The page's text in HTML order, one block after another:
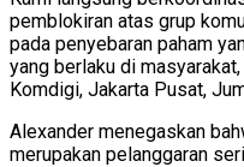
pemblokiran atas grup
pada penyebaran paham
yang berlaku di
Komdigi, Jakarta Pusat,
Alexander menegaskan
merupakan pelanggaran